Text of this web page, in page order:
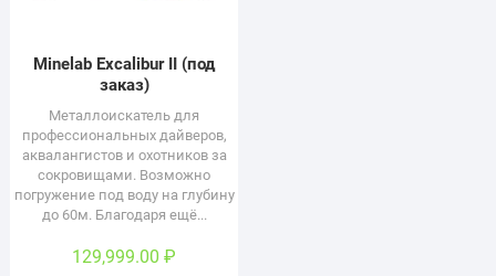
Minelab Excalibur II (под
заказ)
Металлоискатель для
профессиональных дайверов,
аквалангистов и охотников за
сокровищами. Возможно
погружение под воду на глубину
до 60м. Благодаря ещё...
129,999.00₽